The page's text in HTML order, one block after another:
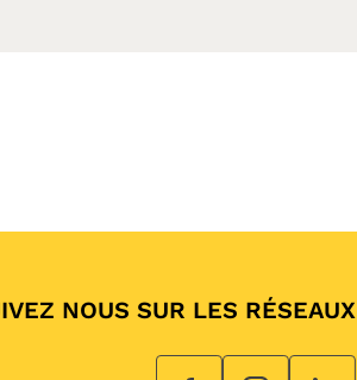
NOUS SUR LES RÉSEAUX